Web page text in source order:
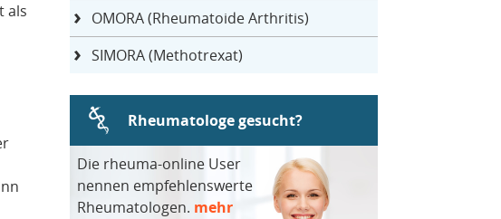
als
OMORA (Rheumatoide Arthritis)
SIMORA (Methotrexat)
Rheumatologe gesucht?
Die rheuma-online User
nennen empfehlenswerte
Rheumatologen. mehr